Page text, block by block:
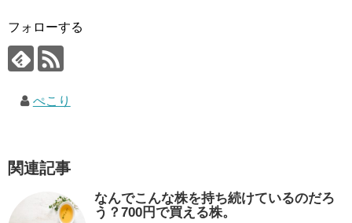
フォローする
ぺこり
関連記事
なんでこんな株を持ち続けているのだろ
う？700円で買える株。